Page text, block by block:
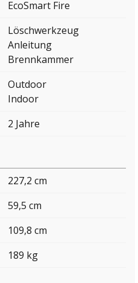
EcoSmart Fire
Löschwerkzeug
Anleitung
Brennkammer
Outdoor
Indoor
2 Jahre
227,2 cm
59,5 cm
109,8 cm
189 kg